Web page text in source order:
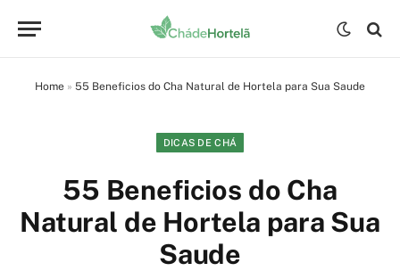
Home » 55 Beneficios do Cha Natural de Hortela para Sua Saude
DICAS DE CHÁ
55 Beneficios do Cha
Natural de Hortela para Sua
Saude